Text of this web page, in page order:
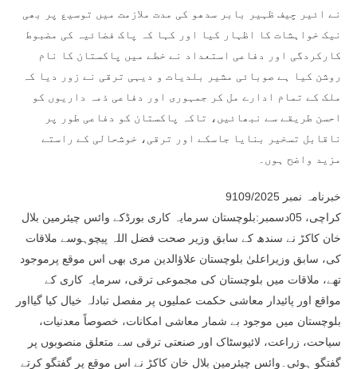
نے ائیر چیف ظہیر بابر سدھو کی مدت ملازمت میں توسیع پر بھی
نیک خواہشات کا اظہار کیا اور کہا کہ پاک فضائیہ کی مضبوط
کارکردگی اور دفاعی استعداد نے خطے میں پاکستان کا نام
روشن کیا ہے صوبائی مشیر بلدیات و دیہی ترقی نے زور دیا کہ
ملک کے تمام ادارے مل کر جمہوری اور دفاعی ذمہ داریوں کو
احسن طریقے سے نبھائیں، تاکہ پاکستان کو دفاعی طور پر
ناقابل تسخیر بنایا جاسکے اور ترقی، خوشحالی کے راستے
مزید واضح ہوں۔
خبرنامہ نمبر 9109/2025
کراچی، 05دسمبر:بلوچستان سرمایہ کاری بورڈکے وائس چیئرمین بلال
خان کاکڑ نے سندھ کے سابق وزیر صحت فضل اللہ پیچوہوسے ملاقات
کی، سابق وزیراعلیٰ بلوچستان علاؤالدین مری بھی اس موقع پرموجود
تھے، ملاقات میں بلوچستان کی مجموعی ترقی، سرمایہ کاری کے
مواقع اور پائیدار معاشی حکمت عملیوں پر مفصل تبادلہ خیال کیا گیااور
بلوچستان میں موجود بے شمار معاشی امکانات، خصوصاً معدنیات،
سیاحت، زراعت، لائیوسٹاک اور صنعتی ترقی سے متعلق منصوبوں پر
گفتگو ہوئی۔وائس چیئرمین بلال خان کاکڑ نے اس موقع پر گفتگو کرتے